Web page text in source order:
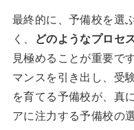
最終的に、予備校を選
く、 どのようなプロセ
見極めることが重要で
マンスを引き出し、受
を育てる予備校が、真
アに注力する予備校の